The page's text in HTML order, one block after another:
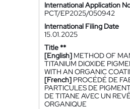
International Application
PCT/EP2025/050942
International Filing Date
15.01.2025
Title **
[English] METHOD OF
TITANIUM DIOXIDE
WITH AN ORGANIC
[French] PROCÉDÉ DE
PARTICULES DE
DE TITANE AVEC UN
ORGANIQUE